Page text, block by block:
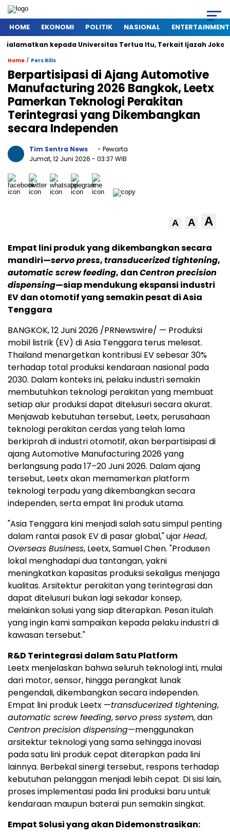
HOME EKONOMI POLITIK NASIONAL ENTERTAINMENT
kepada Universitas Tertua Itu, Terkait Ijazah Jokowi
Home / Pers Rilis
Berpartisipasi di Ajang Automotive
Manufacturing 2026 Bangkok, Leetx
Pamerkan Teknologi Perakitan
Terintegrasi yang Dikembangkan
secara Independen
Tim Sentra News
- Pewarta
Jumat, 12 Juni 2026 - 03:37 WIB
A A A
Empat lini produk yang dikembangkan secara
mandiri—servo press,transducerized tightening,
automatic screw feeding, danCentron precision
dispensing—siap mendukung ekspansi industri
EV dan otomotif yang semakin pesat di Asia
Tenggara
BANGKOK, 12 Juni 2026 /PRNewswire/ — Produksi
mobil listrik (EV) di Asia Tenggara terus melesat.
Thailand menargetkan kontribusi EV sebesar 30%
terhadap total produksi kendaraan nasional pada
2030. Dalam konteks ini, pelaku industri semakin
membutuhkan teknologi perakitan yang membuat
setiap alur produksi dapat ditelusuri secara akurat.
Menjawab kebutuhan tersebut, Leetx, perusahaan
teknologi perakitan cerdas yang telah lama
berkiprah di industri otomotif, akan berpartisipasi di
ajang Automotive Manufacturing 2026 yang
berlangsung pada 17–20 Juni 2026. Dalam ajang
tersebut, Leetx akan memamerkan platform
teknologi terpadu yang dikembangkan secara
independen, serta empat lini produk utama.
"Asia Tenggara kini menjadi salah satu simpul penting
dalam rantai pasok EV di pasar global," ujarHead,
Overseas Business, Leetx, Samuel Chen. "Produsen
lokal menghadapi dua tantangan, yakni
meningkatkan kapasitas produksi sekaligus menjaga
kualitas. Arsitektur perakitan yang terintegrasi dan
dapat ditelusuri bukan lagi sekadar konsep,
melainkan solusi yang siap diterapkan. Pesan itulah
yang ingin kami sampaikan kepada pelaku industri di
kawasan tersebut."
R&D Terintegrasi dalam Satu Platform
Leetx menjelaskan bahwa seluruh teknologi inti, mulai
dari motor, sensor, hingga perangkat lunak
pengendali, dikembangkan secara independen.
Empat lini produk Leetx —transducerized tightening,
automatic screw feeding,servo press system, dan
Centron precision dispensing—menggunakan
arsitektur teknologi yang sama sehingga inovasi
pada satu lini produk cepat diterapkan pada lini
lainnya. Berbekal sinergi tersebut, respons terhadap
kebutuhan pelanggan menjadi lebih cepat. Di sisi lain,
proses implementasi pada lini produksi baru untuk
kendaraan maupun baterai pun semakin singkat.
Empat Solusi yang akan Didemonstrasikan: